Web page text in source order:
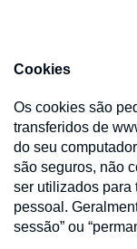
Cookies
Os cookies são
transferidos de
do seu
são seguros, não
ser utilizados para
pessoal.
sessão” ou